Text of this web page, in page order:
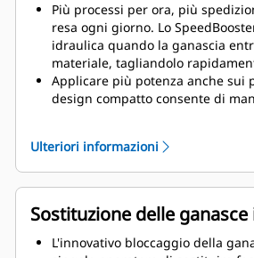
Più processi per ora, più
resa ogni giorno. Lo
idraulica quando la ganascia
materiale, tagliandolo
Applicare più potenza anche sui
design compatto consente di
totale con una soluzione di
completa. I programmi per MP
display dell'operatore Cat di
Un singolo punto di assistenza
presso il proprio dealer Cat.
Ulteriori informazioni
Sostituzione delle
L'innovativo bloccaggio della